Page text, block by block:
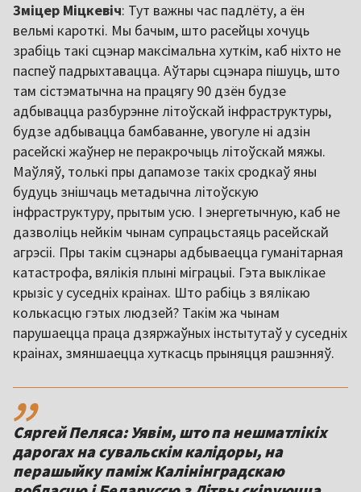
Зміцер Міцкевіч: Тут важны час падлёту, а ён
вельмі кароткі. Мы бачым, што расейцы хочуць
зрабіць такі сцэнар максімальна хуткім, каб ніхто не
паспеў падрыхтавацца. Аўтары сцэнара пішуць, што
там сістэматычна на працягу 90 дзён будзе
адбывацца разбурэнне літоўскай інфраструктуры,
будзе адбывацца бамбаванне, увогуле ні адзін
расейскі жаўнер не перакрочыць літоўскай мяжы.
Маўляў, толькі пры дапамозе такіх сродкаў яны
будуць знішчаць метадычна літоўскую
інфраструктуру, прытым усю. І энергетычную, каб не
дазволіць нейкім чынам супрацьстаяць расейскай
агрэсіі. Пры такім сцэнары адбываецца гуманітарная
катастрофа, вялікія плыні міграцыі. Гэта выклікае
крызіс у суседніх краінах. Што рабіць з вялікаю
колькасцю гэтых людзей? Такім жа чынам
парушаецца праца дзяржаўных інстытутаў у суседніх
краінах, змяншаецца хуткасць прыняцця рашэнняў.
,,
Сяргей Пеляса: Уявім, што па нешматлікіх
дарогах на сувальскім калідоры, на
перашыйку паміж Калінінградскаю